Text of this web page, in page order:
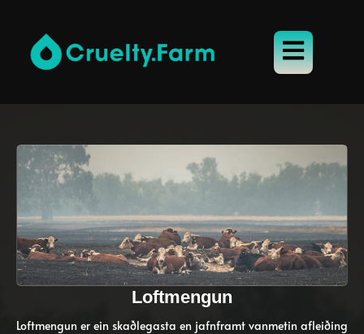
Loftmengun
Loftmengun er ein skaðlegasta en jafnframt vanmetin afleiðing